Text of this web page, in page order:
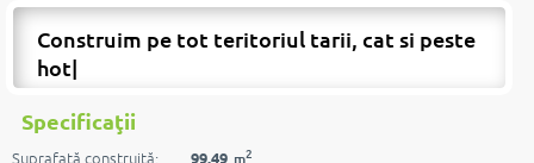
Construim pe tot teritoriul tarii, cat si peste|
Specificaţii
Suprafață construită: